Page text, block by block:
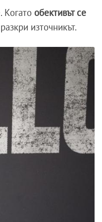
Когато обективът се
източникът.